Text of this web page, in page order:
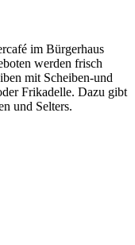
im Bürgerhaus
werden frisch
mit Scheiben-und
Frikadelle. Dazu gibt
und Selters.